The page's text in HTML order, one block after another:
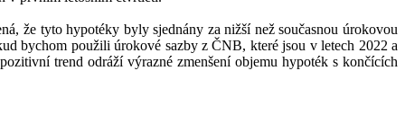
že tyto hypotéky byly sjednány za nižší než současnou úrokovou
bychom použili úrokové sazby z ČNB, které jsou v letech 2022 a
trend odráží výrazné zmenšení objemu hypoték s končících